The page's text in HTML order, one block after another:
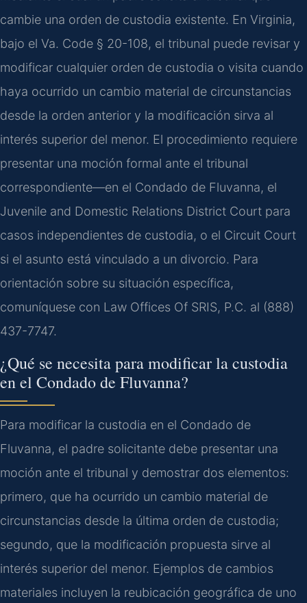
cambie una orden de custodia existente. En Virginia,
bajo el Va. Code § 20-108, el tribunal puede revisar y
modificar cualquier orden de custodia o visita cuando
haya ocurrido un cambio material de circunstancias
desde la orden anterior y la modificación sirva al
interés superior del menor. El procedimiento requiere
presentar una moción formal ante el tribunal
correspondiente—en el Condado de Fluvanna, el
Juvenile and Domestic Relations District Court para
casos independientes de custodia, o el Circuit Court
si el asunto está vinculado a un divorcio. Para
orientación sobre su situación específica,
comuníquese con Law Offices Of SRIS, P.C. al (888)
437-7747.
¿Qué se necesita para modificar la custodia
en el Condado de Fluvanna?
Para modificar la custodia en el Condado de
Fluvanna, el padre solicitante debe presentar una
moción ante el tribunal y demostrar dos elementos:
primero, que ha ocurrido un cambio material de
circunstancias desde la última orden de custodia;
segundo, que la modificación propuesta sirve al
interés superior del menor. Ejemplos de cambios
materiales incluyen la reubicación geográfica de uno